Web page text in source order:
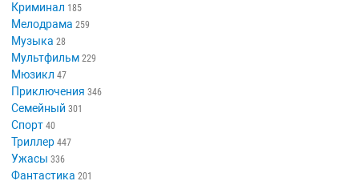
Криминал 185
Мелодрама 259
Музыка 28
Мультфильм 229
Мюзикл 47
Приключения 346
Семейный 301
Спорт 40
Триллер 447
Ужасы 336
Фантастика 201